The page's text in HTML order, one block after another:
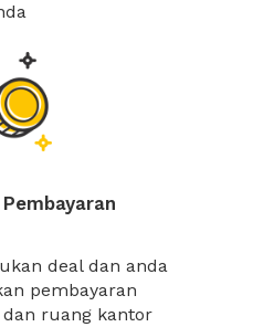
deal dan anda
pembayaran
dan ruang kantor